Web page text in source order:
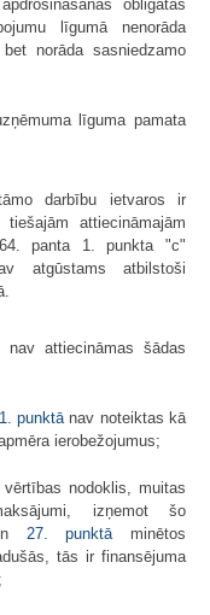
obligātās
līgumā nenorāda
norāda sasniedzamo
līguma pamata
darbību ietvaros ir
attiecināmajām
panta 1. punkta "c"
atgūstams atbilstoši
attiecināmas šādas
punktā nav noteiktas kā
ierobežojumus;
nodoklis, muitas
izņemot šo
27. punktā minētos
tās ir finansējuma